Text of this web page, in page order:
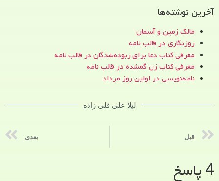
آخرین نوشته‌ها
مالک زمین و آسمان
روزنگاری در قالب نامه
معرفی کتاب دعا برای ربوده‌شدگان در قالب نامه
معرفی کتاب زن‌ گمشده در قالب نامه
نامه‌نویسی در اولین روز مرداد
لیلا علی قلی زاده
قبل بعدی
4 پاسخ